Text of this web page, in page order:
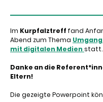
Im Kurpfalztreff fand
Abend zum Thema
mit digitalen Medien statt.
Danke an die
Eltern!
Die gezeigte Powerpoint